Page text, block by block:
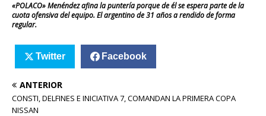
«POLACO» Menéndez afina la puntería porque de él se espera parte de la
cuota ofensiva del equipo. El argentino de 31 años a rendido de forma
regular.
Twitter Facebook
ANTERIOR
CONSTI, DELFINES E INICIATIVA 7, COMANDAN LA PRIMERA COPA
NISSAN